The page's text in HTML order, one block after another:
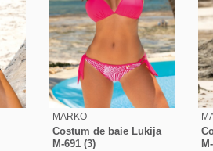
MARKO
Costum de baie Lukija
M-691 (3)